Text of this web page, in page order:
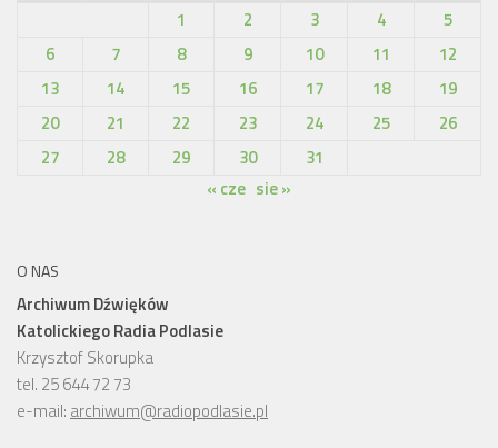
1
2 3 4
5
6
7 8 9 10 11
12
13
14 15 16 17 18
19
20
21 22 23 24 25
26
27
28 29 30
31
« cze sie »
O NAS
Archiwum Dźwięków
Katolickiego Radia Podlasie
Krzysztof Skorupka
tel. 25 644 72 73
e-mail: archiwum@radiopodlasie.pl